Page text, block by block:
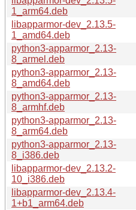
1_arm64.deb
libapparmor-dev_2.13.5-
1_amd64.deb
python3-apparmor_2.13-
8_armel.deb
python3-apparmor_2.13-
8_amd64.deb
python3-apparmor_2.13-
8_armhf.deb
python3-apparmor_2.13-
8_arm64.deb
python3-apparmor_2.13-
8_i386.deb
libapparmor-dev_2.13.2-
10_i386.deb
libapparmor-dev_2.13.4-
1+b1_arm64.deb